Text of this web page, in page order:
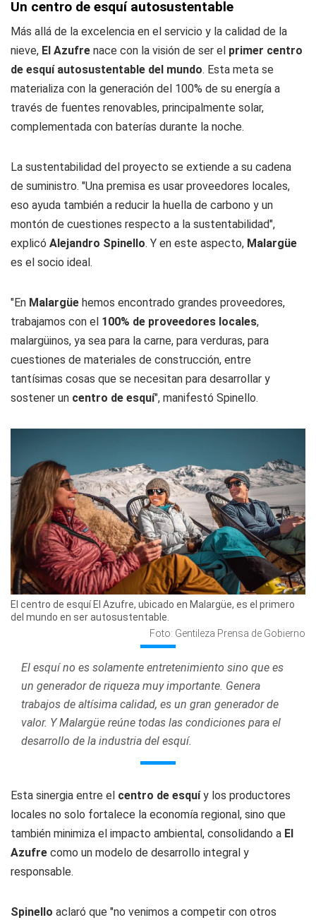
Un centro de esquí autosustentable
Más allá de la excelencia en el servicio y la calidad de la
nieve, El Azufre nace con la visión de ser el primer centro
de esquí autosustentable del mundo. Esta meta se
materializa con la generación del 100% de su energía a
través de fuentes renovables, principalmente solar,
complementada con baterías durante la noche.
La sustentabilidad del proyecto se extiende a su cadena
de suministro. "Una premisa es usar proveedores locales,
eso ayuda también a reducir la huella de carbono y un
montón de cuestiones respecto a la sustentabilidad",
explicó Alejandro Spinello. Y en este aspecto, Malargüe
es el socio ideal.
"En Malargüe hemos encontrado grandes proveedores,
trabajamos con el 100% de proveedores locales,
malargüinos, ya sea para la carne, para verduras, para
cuestiones de materiales de construcción, entre
tantísimas cosas que se necesitan para desarrollar y
sostener un centro de esquí", manifestó Spinello.
El centro de esquí El Azufre, ubicado en Malargüe, es el primero
del mundo en ser autosustentable.
Foto: Gentileza Prensa de Gobierno
El esquí no es solamente entretenimiento sino que es
un generador de riqueza muy importante. Genera
trabajos de altísima calidad, es un gran generador de
valor. Y Malargüe reúne todas las condiciones para el
desarrollo de la industria del esquí.
Esta sinergia entre el centro de esquíy los productores
locales no solo fortalece la economía regional, sino que
también minimiza el impacto ambiental, consolidando a El
Azufre como un modelo de desarrollo integral y
responsable.
Spinello aclaró que "no venimos a competir con otros